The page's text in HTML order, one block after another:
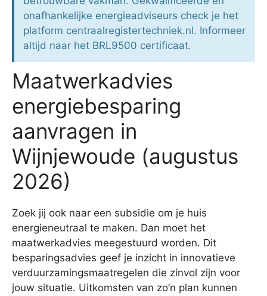
onafhankelijke energieadviseurs check je het
platform centraalregistertechniek.nl. Informeer
altijd naar het BRL9500 certificaat.
Maatwerkadvies
energiebesparing
aanvragen in
Wijnjewoude (augustus
2026)
Zoek jij ook naar een subsidie om je huis
energieneutraal te maken. Dan moet het
maatwerkadvies meegestuurd worden. Dit
besparingsadvies geef je inzicht in innovatieve
verduurzamingsmaatregelen die zinvol zijn voor
jouw situatie. Uitkomsten van zo’n plan kunnen